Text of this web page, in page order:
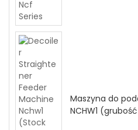
Maszyna do
NCHW1